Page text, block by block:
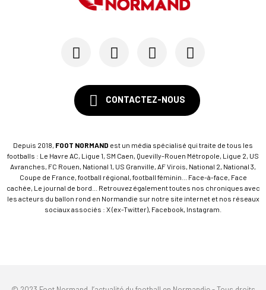
Patrice Garande ne sera pas l'entraîneur de QRM
CONTACTEZ-NOUS
Depuis 2018, FOOT NORMAND est un média spécialisé qui traite de tous les
footballs : Le Havre AC, Ligue 1, SM Caen, Quevilly-Rouen Métropole, Ligue 2, US
Avranches, FC Rouen, National 1, US Granville, AF Virois, National 2, National 3,
Coupe de France, football régional, football féminin... Face-à-face, Face
cachée, Le journal de bord... Retrouvez également toutes nos chroniques avec
les acteurs du ballon rond en Normandie sur notre site internet et nos réseaux
sociaux associés : X (ex-Twitter), Facebook, Instagram.